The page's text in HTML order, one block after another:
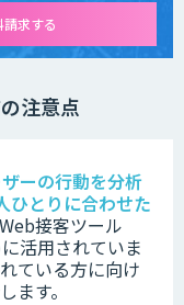
求する
注意点
ーの行動を分析
ひとりに合わせた
接客ツール
活用されていま
ている方に向け
ます。